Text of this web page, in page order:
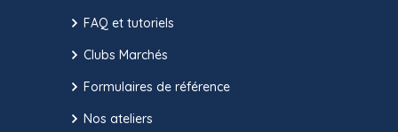
FAQ et tutoriels
Clubs Marchés
Formulaires de référence
Nos ateliers